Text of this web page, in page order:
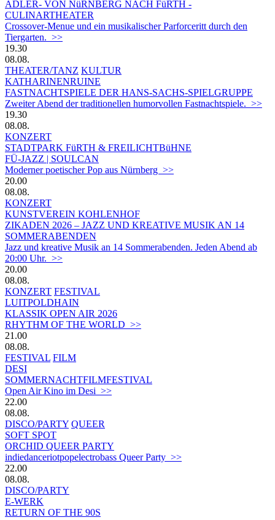
ADLER- VON NüRNBERG NACH FüRTH -
CULINARTHEATER
Crossover-Menue und ein musikalischer Parforceritt durch den
Tiergarten. >>
19.30
08.08.
THEATER/TANZ KULTUR
KATHARINENRUINE
FASTNACHTSPIELE DER HANS-SACHS-SPIELGRUPPE
Zweiter Abend der traditionellen humorvollen Fastnachtspiele. >>
19.30
08.08.
KONZERT
STADTPARK FüRTH & FREILICHTBüHNE
FÜ-JAZZ | SOULCAN
Moderner poetischer Pop aus Nürnberg >>
20.00
08.08.
KONZERT
KUNSTVEREIN KOHLENHOF
ZIKADEN 2026 – JAZZ UND KREATIVE MUSIK AN 14
SOMMERABENDEN
Jazz und kreative Musik an 14 Sommerabenden. Jeden Abend ab
20:00 Uhr. >>
20.00
08.08.
KONZERT FESTIVAL
LUITPOLDHAIN
KLASSIK OPEN AIR 2026
RHYTHM OF THE WORLD >>
21.00
08.08.
FESTIVAL FILM
DESI
SOMMERNACHTFILMFESTIVAL
Open Air Kino im Desi >>
22.00
08.08.
DISCO/PARTY QUEER
SOFT SPOT
ORCHID QUEER PARTY
indiedanceriotpopelectrobass Queer Party >>
22.00
08.08.
DISCO/PARTY
E-WERK
RETURN OF THE 90S